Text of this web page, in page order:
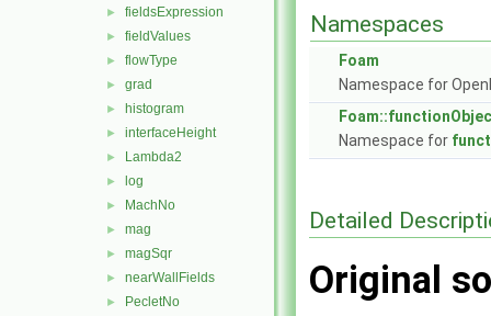
► fieldsExpression
► fieldValues
► flowType
► grad
► histogram
► interfaceHeight
► Lambda2
► log
► MachNo
► mag
► magSqr
► nearWallFields
► PecletNo
Namespaces
Foam
Namespace for
Namespace for
Detailed
Original